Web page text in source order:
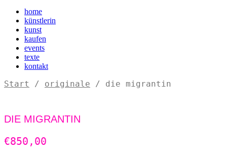
home
künstlerin
kunst
kaufen
events
texte
kontakt
Start / originale / die migrantin
DIE MIGRANTIN
€850,00